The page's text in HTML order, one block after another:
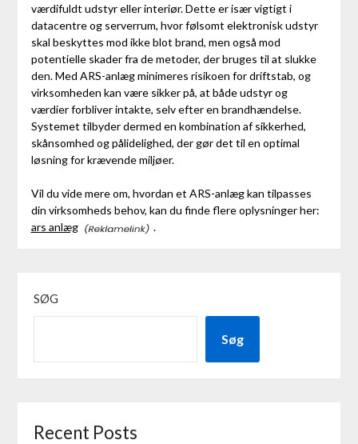
værdifuldt udstyr eller interiør. Dette er især vigtigt i
datacentre og serverrum, hvor følsomt elektronisk udstyr
skal beskyttes mod ikke blot brand, men også mod
potentielle skader fra de metoder, der bruges til at slukke
den. Med ARS-anlæg minimeres risikoen for driftstab, og
virksomheden kan være sikker på, at både udstyr og
værdier forbliver intakte, selv efter en brandhændelse.
Systemet tilbyder dermed en kombination af sikkerhed,
skånsomhed og pålidelighed, der gør det til en optimal
løsning for krævende miljøer.
Vil du vide mere om, hvordan et ARS-anlæg kan tilpasses
din virksomheds behov, kan du finde flere oplysninger her:
ars anlæg
.
SØG
Søg
Recent Posts